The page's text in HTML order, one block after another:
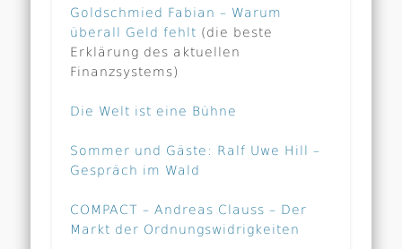
Goldschmied Fabian – Warum
überall Geld fehlt (die beste
Erklärung des aktuellen
Finanzsystems)
Die Welt ist eine Bühne
Sommer und Gäste: Ralf Uwe Hill –
Gespräch im Wald
COMPACT – Andreas Clauss – Der
Markt der Ordnungswidrigkeiten